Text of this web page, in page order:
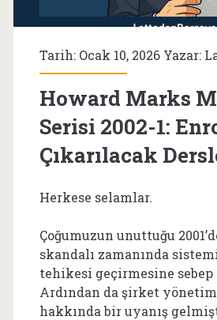
Tarih: Ocak 10, 2026 Yazar:
Howard Marks
Serisi 2002-1:
Çıkarılacak
Herkese selamlar.
Çoğumuzun unuttuğu
skandalı zamanında
tehikesi geçirmesine sebep
Ardından da şirket
hakkında bir uyanış